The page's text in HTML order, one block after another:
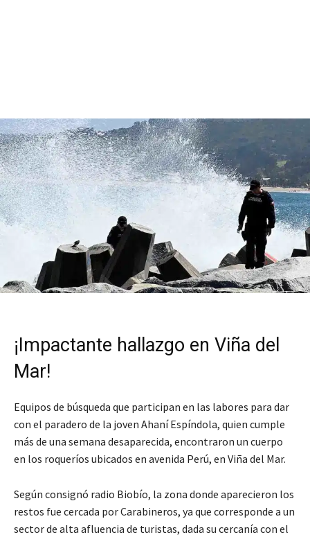
¡Impactante hallazgo en Viña del
Mar!
Equipos de búsqueda que participan en las labores para dar
con el paradero de la joven Ahaní Espíndola, quien cumple
más de una semana desaparecida, encontraron un cuerpo
en los roqueríos ubicados en avenida Perú, en Viña del Mar.
Según consignó radio Biobío, la zona donde aparecieron los
restos fue cercada por Carabineros, ya que corresponde a un
sector de alta afluencia de turistas, dada su cercanía con el